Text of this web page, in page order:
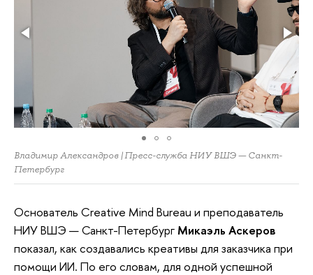
Владимир Александров | Пресс-служба НИУ ВШЭ — Санкт-
Петербург
Основатель Creative Mind Bureau и преподаватель
НИУ ВШЭ — Санкт-Петербург Микаэль Аскеров
показал, как создавались креативы для заказчика при
помощи ИИ. По его словам, для одной успешной